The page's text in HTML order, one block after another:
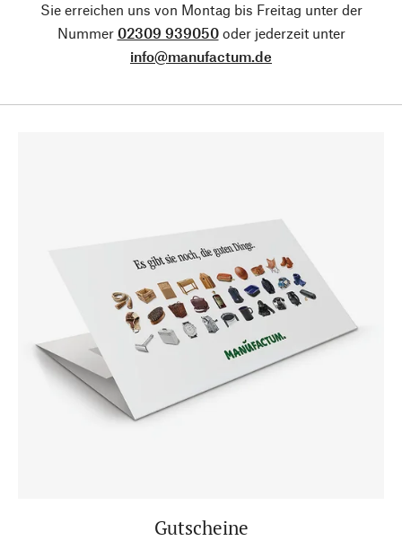
Sie erreichen uns von Montag bis Freitag unter der
Nummer 02309 939050oder jederzeit unter
info@manufactum.de
Gutscheine